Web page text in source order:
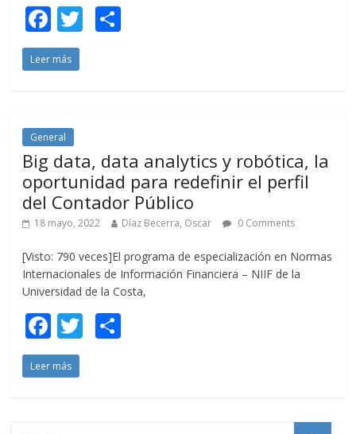
F
ac
e
o
o
k
T
r
Leer más
General
Big data, data analytics y robótica, la
oportunidad para redefinir el perfil
del Contador Público
18 mayo, 2022 Díaz Becerra, Oscar 0 Comments
[Visto: 790 veces]El programa de especialización en Normas
Internacionales de Información Financiera – NIIF de la
Universidad de la Costa,
F
ac
e
T
Leer más